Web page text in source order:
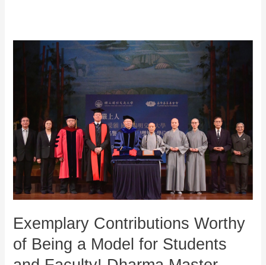
Exemplary Contributions Worthy
of Being a Model for Students
Exemplary
Contributions
a
Model
for
Students
and
Dharma
Master